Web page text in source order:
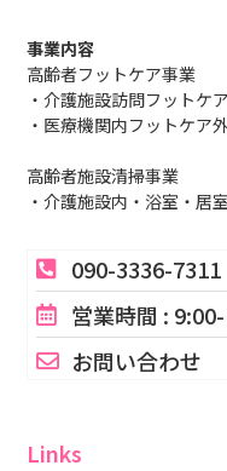
Links
事業内容
高齢者フットケア事業
・介護施設訪問フットケ
・医療機関内フットケア
高齢者施設清掃事業
・介護施設内・浴室・居
090-3336-7311
営業時間 :
お問い合わせ